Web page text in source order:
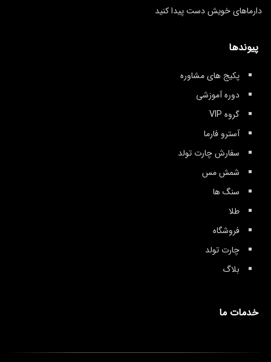
دارماهای خویش دست پیدا کنید
پیوندها
پکیج های مشاوره
دوره آموزشی
گروه VIP
آسترو فارما
سفارش چارت تولد
شمش مس
سنگ ها
طلا
فروشگاه
چارت تولد
بلاگ
خدمات ما